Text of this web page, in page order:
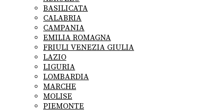
menu
BASILICATA
CALABRIA
CAMPANIA
EMILIA ROMAGNA
FRIULI VENEZIA GIULIA
LAZIO
LIGURIA
LOMBARDIA
MARCHE
MOLISE
PIEMONTE